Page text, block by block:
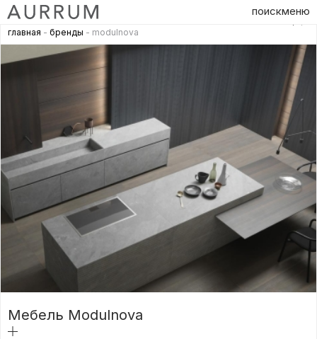
поискменю
главная - бренды - modulnova
Мебель Modulnova
подробнее